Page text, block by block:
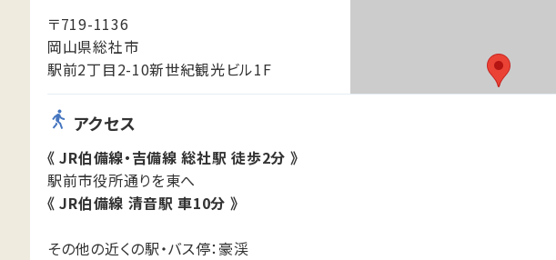
〒719-1136
岡山県総社市
駅前2丁目2-10新世紀観光ビル1F
アクセス
《 JR伯備線・吉備線 総社駅 徒歩2分 》
駅前市役所通りを東へ
《 JR伯備線 清音駅 車10分 》
その他の近くの駅・バス停：豪渓